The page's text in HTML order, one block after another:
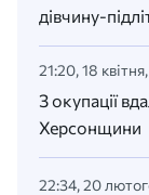
дівчину-
21:20, 18
З окупації
Херсонщини
22:34, 20